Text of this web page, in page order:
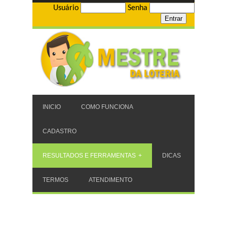
Usuário Senha
INICIO COMO FUNCIONA
CADASTRO
RESULTADOS E FERRAMENTAS DICAS
TERMOS ATENDIMENTO